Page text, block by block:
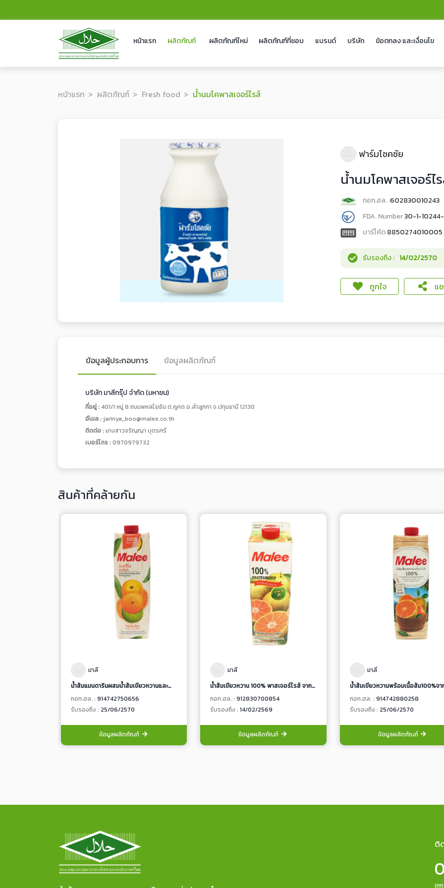
หน้าแรก ผลิตภัณฑ์ ผลิตภัณฑ์ใหม่ ผลิตภัณฑ์ที่ชอบ แบรนด์ บริษัท ข้อตกลง และเงื่อนไข
หน้าแรก ผลิตภัณฑ์ Fresh food น้ำนมโคพาสเจอร์ไรส์
ฟาร์มโชคชัย
น้ำนมโคพาสเจอร์ไ
กอท.ฮล. :602830010243
FDA. Number30-1-
บาร์โค้ด8850274010005
รับรองถึง : 14/02/2570
ถูกใจ แ
ข้อมูลผู้ประกอบการ ข้อมูลผลิตภัณฑ์
บริษัท มาลีกรุ๊ป จำกัด (มหาชน)
ที่อยู่ :401/1 หมู่ 8 ถนนพหลโยธิน ต.คูคต อ.ลำลูกกา จ.ปทุมธานี 12130
อีเมล : jarinya_boo@malee.co.th
ติดต่อ :นางสาวจริญญา บุตรศรี
เบอร์โทร :0970979732
สินค้าที่คล้ายกัน
มาลี
น้ำส้มแมนดารินผสมน้ำส้มเขียวหวานและน้ำส้มวาเลนเซียผสมเนื้อส้ม 100% จากน้ำส้มเข้มข้น
กอท.ฮล. : 914742750656
รับรองถึง : 25/06/2570
ข้อมูลผลิตภัณฑ์
มาลี
น้ำส้มเขียวหวาน 100% พาสเจอร์ไรส์ จากน้ำผลไม้เข้มข้น พร้อมเนื้อส้มและเกล็ดส้ม
กอท.ฮล. :912830700854
รับรองถึง :14/02/2569
ข้อมูลผลิตภัณฑ์
มาลี
กอท.ฮล. : 914742880258
รับรองถึง : 25/06/2570
ข้อมูลผลิตภัณฑ์
ติ
(ทุ